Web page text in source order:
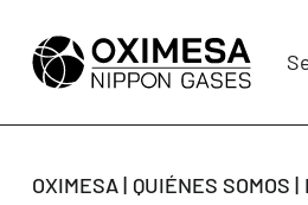
OXIMESA QUIÉNES SOMOS